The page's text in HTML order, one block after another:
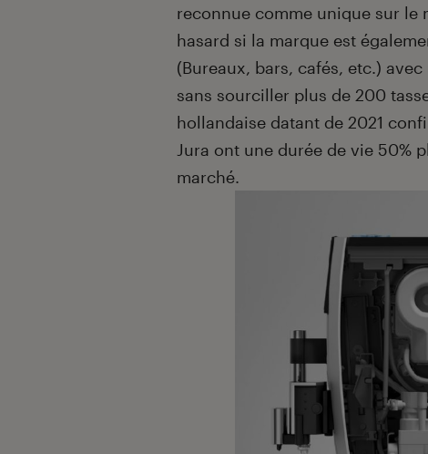
reconnue comme unique sur le
hasard si la marque est
(Bureaux, bars, cafés, etc.)
sans sourciller plus de 200
hollandaise datant de 2021
Jura ont une durée de vie 50%
marché.